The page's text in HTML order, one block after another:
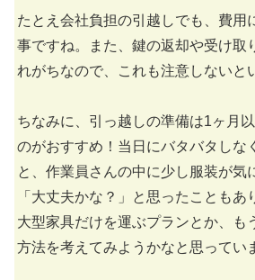
たとえ会社負担の引越しでも、費用
事ですね。また、鍵の返却や受け取
れがちなので、これも注意しないと
ちなみに、引っ越しの準備は1ヶ月
のがおすすめ！当日にバタバタしな
と、作業員さんの中に少し服装が気
「大丈夫かな？」と思ったこともあ
大型家具だけを運ぶプランとか、も
方法を考えてみようかなと思ってい